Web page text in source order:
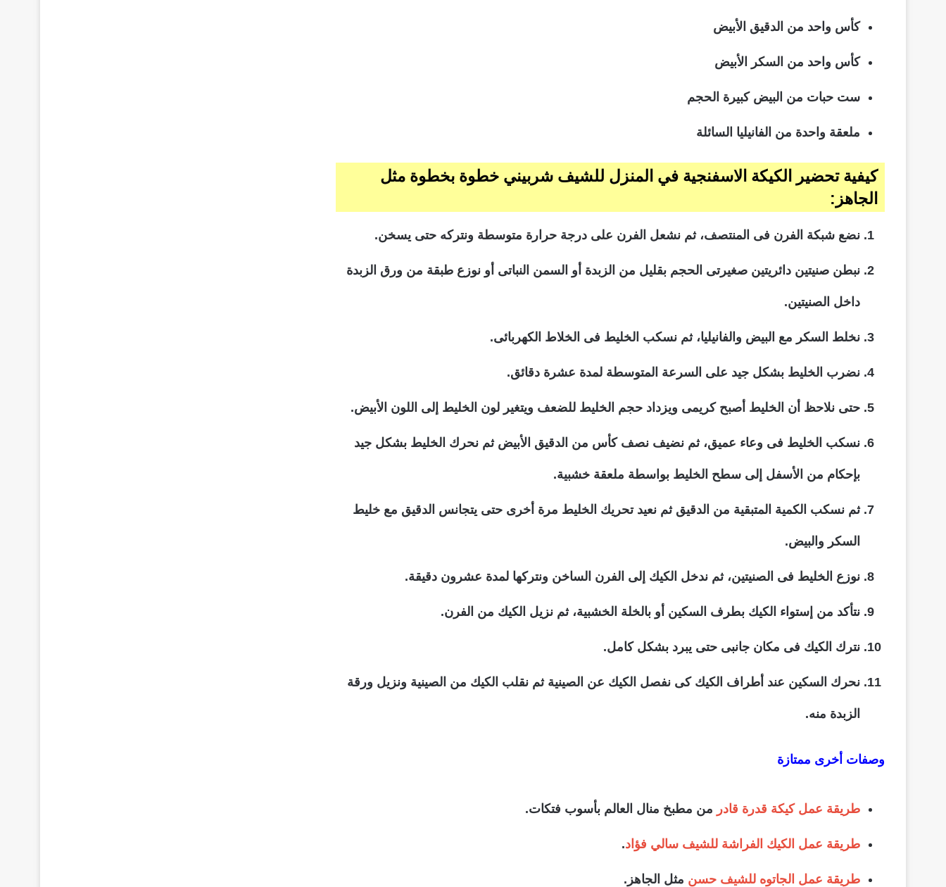
كأس واحد من الدقيق الأبيض
كأس واحد من السكر الأبيض
ست حبات من البيض كبيرة الحجم
ملعقة واحدة من الفانيليا السائلة
كيفية تحضير الكيكة الاسفنجية في المنزل للشيف شربيني خطوة بخطوة مثل
الجاهز:
نضع شبكة الفرن فى المنتصف، ثم نشعل الفرن على درجة حرارة متوسطة ونتركه حتى يسخن.
نبطن صنيتين دائريتين صغيرتى الحجم بقليل من الزبدة أو السمن النباتى أو نوزع طبقة من ورق الزبدة
داخل الصنيتين.
نخلط السكر مع البيض والفانيليا، ثم نسكب الخليط فى الخلاط الكهربائى.
نضرب الخليط بشكل جيد على السرعة المتوسطة لمدة عشرة دقائق.
حتى نلاحظ أن الخليط أصبح كريمى ويزداد حجم الخليط للضعف ويتغير لون الخليط إلى اللون الأبيض.
نسكب الخليط فى وعاء عميق، ثم نضيف نصف كأس من الدقيق الأبيض ثم نحرك الخليط بشكل جيد
بإحكام من الأسفل إلى سطح الخليط بواسطة ملعقة خشبية.
ثم نسكب الكمية المتبقية من الدقيق ثم نعيد تحريك الخليط مرة أخرى حتى يتجانس الدقيق مع خليط
السكر والبيض.
نوزع الخليط فى الصنيتين، ثم ندخل الكيك إلى الفرن الساخن ونتركها لمدة عشرون دقيقة.
نتأكد من إستواء الكيك بطرف السكين أو بالخلة الخشبية، ثم نزيل الكيك من الفرن.
نترك الكيك فى مكان جانبى حتى يبرد بشكل كامل.
نحرك السكين عند أطراف الكيك كى نفصل الكيك عن الصينية ثم نقلب الكيك من الصينية ونزيل ورقة
الزبدة منه.
وصفات أخرى ممتازة
طريقة عمل كيكة قدرة قادر من مطبخ منال العالم بأسوب فتكات.
طريقة عمل الكيك الفراشة للشيف سالي فؤاد.
طريقة عمل الجاتوه للشيف حسن مثل الجاهز.